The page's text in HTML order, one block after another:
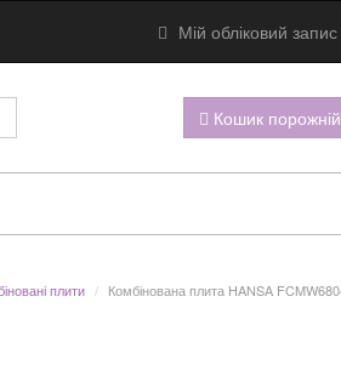
Мій обліковий запис
Кошик порожній
плити Комбінована плита HANSA